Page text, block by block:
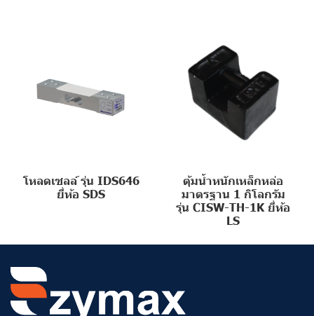
โหลดเซลล์ รุ่น IDS646
ยี่ห้อ SDS
ตุ้มน้ำหนักเหล็กหล่อ
มาตรฐาน 1 กิโลกรัม
รุ่น CISW-TH-1K ยี่ห้อ
LS